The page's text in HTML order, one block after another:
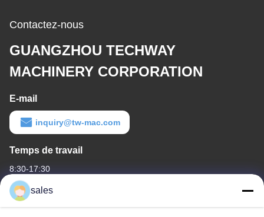
Contactez-nous
GUANGZHOU TECHWAY
MACHINERY CORPORATION
E-mail
inquiry@tw-mac.com
Temps de travail
8:30-17:30
Notre adresse
sales